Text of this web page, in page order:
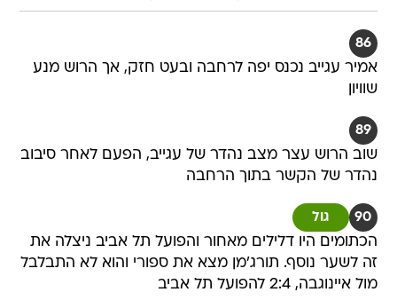
86
אמיר עגייב נכנס יפה לרחבה ובעט חזק, אך הרוש מנע
שוויון
89
שוב הרוש עצר מצב נהדר של עגייב, הפעם לאחר סיבוב
נהדר של הקשר בתוך הרחבה
90 גול
הכתומים היו דלילים מאחור והפועל תל אביב ניצלה את
זה לשער נוסף. תורג'מן מצא את ספורי והוא לא התבלבל
מול איינוגבה, 2:4 להפועל תל אביב